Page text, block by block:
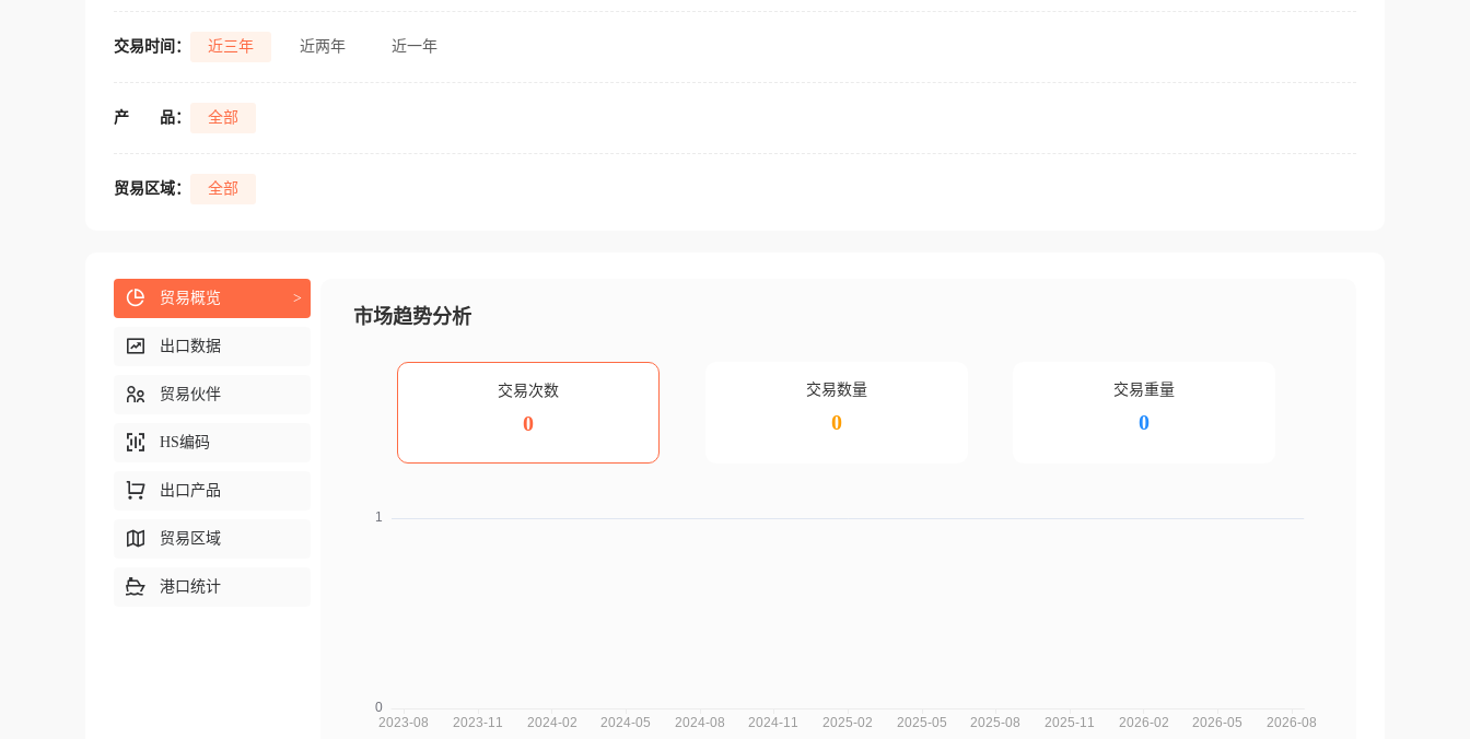
交易时间： 近三年 近两年 近一年
产 品： 全部
贸易区域： 全部
市场趋势分析
交易次数
0
交易数量
0
交易重量
0
贸易概览 >
出口数据
贸易伙伴
HS编码
出口产品
贸易区域
港口统计